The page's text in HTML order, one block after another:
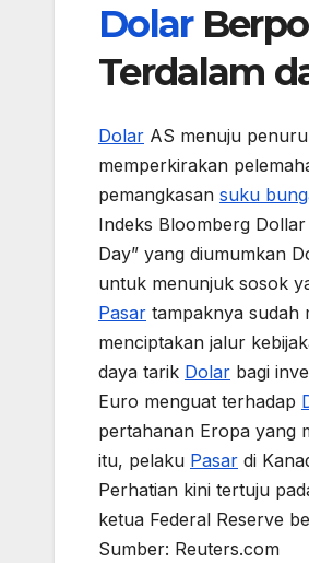
Dolar
Terdalam
Dolar AS menuju
memperkirakan
pemangkasan suku
Indeks Bloomberg
Day” yang diumumkan
untuk menunjuk sosok
Pasar tampaknya sudah
menciptakan jalur
daya tarik Dolar bagi
Euro menguat terhadap
pertahanan Eropa yang
itu, pelaku Pasar di
Perhatian kini tertuju
ketua Federal Reserve
Sumber: Reuters.com